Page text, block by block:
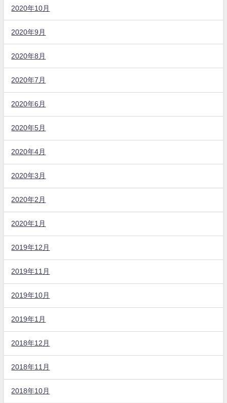
2020年10月
2020年9月
2020年8月
2020年7月
2020年6月
2020年5月
2020年4月
2020年3月
2020年2月
2020年1月
2019年12月
2019年11月
2019年10月
2019年1月
2018年12月
2018年11月
2018年10月